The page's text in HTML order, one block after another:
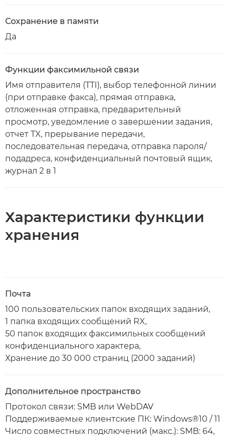
Сохранение в памяти
Да
Функции факсимильной связи
Имя отправителя (TTI), выбор телефонной линии
(при отправке факса), прямая отправка,
отложенная отправка, предварительный
просмотр, уведомление о завершении задания,
отчет TX, прерывание передачи,
последовательная передача, отправка пароля/
подадреса, конфиденциальный почтовый ящик,
журнал 2 в 1
Характеристики функции
хранения
Почта
100 пользовательских папок входящих заданий,
1 папка входящих сообщений RX,
50 папок входящих факсимильных сообщений
конфиденциального характера,
Хранение до 30 000 страниц (2000 заданий)
Дополнительное пространство
Протокол связи: SMB или WebDAV
Поддерживаемые клиентские ПК: Windows®10 / 11
Число совместных подключений (макс.): SMB: 64,